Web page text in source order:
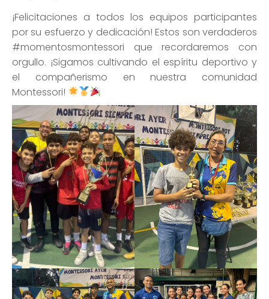
¡Felicitaciones a todos los equipos participantes
por su esfuerzo y dedicación! Estos son verdaderos
#momentosmontessori que recordaremos con
orgullo. ¡Sigamos cultivando el espíritu deportivo y
el compañerismo en nuestra comunidad
Montessori!